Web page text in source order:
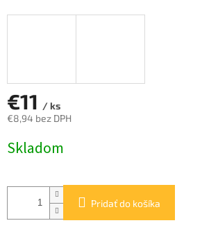
€11 / ks
€8,94 bez DPH
cena:
Skladom
Pridať do košíka